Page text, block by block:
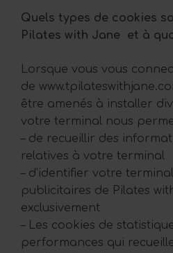
Quels types de cookies
Pilates with Jane et à
Lorsque vous vous
de
être amenés à installer
votre terminal nous
– de recueillir des
relatives à votre terminal
– d’identifier votre
publicitaires de Pilates
exclusivement
– Les cookies de
performances qui